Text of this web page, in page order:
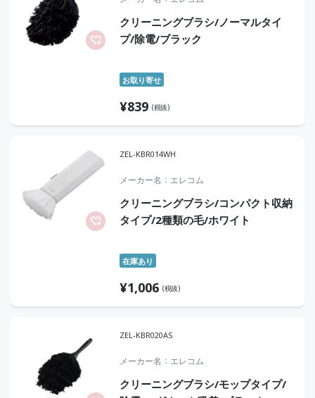
クリーニングブラシ/ノーマルタイ
プ/除電/ブラック
お取り寄せ
¥839 (税抜)
ZEL-KBR014WH
メーカー名 エレコム
クリーニングブラシ/コンパクト収納
タイプ/2種類の毛/ホワイト
在庫あり
¥1,006 (税抜)
ZEL-KBR020AS
メーカー名 エレコム
クリーニングブラシ/モップタイプ/